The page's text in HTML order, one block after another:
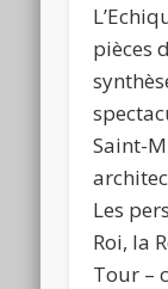
pièces
Saint-
Les
Roi, la
Tour –